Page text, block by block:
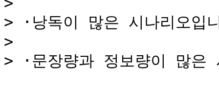
> ·낭독이 많은 시나리오입
>
> ·문장량과 정보량이 많은